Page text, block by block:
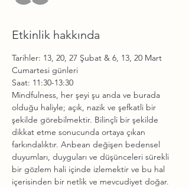
Etkinlik hakkında
Tarihler: 13, 20, 27 Şubat & 6, 13, 20 Mart
Cumartesi günleri
Saat: 11:30-13:30
Mindfulness, her şeyi şu anda ve burada
olduğu haliyle; açık, nazik ve şefkatli bir
şekilde görebilmektir. Bilinçli bir şekilde
dikkat etme sonucunda ortaya çıkan
farkındalıktır. Anbean değişen bedensel
duyumları, duyguları ve düşünceleri sürekli
bir gözlem hali içinde izlemektir ve bu hal
içerisinden bir netlik ve mevcudiyet doğar.